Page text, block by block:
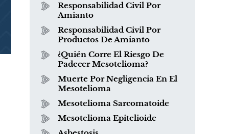
Responsabilidad Civil Por
Amianto
Responsabilidad Civil Por
Productos De Amianto
¿Quién Corre El Riesgo De
Padecer Mesotelioma?
Muerte Por Negligencia En El
Mesotelioma
Mesotelioma Sarcomatoide
Mesotelioma Epitelioide